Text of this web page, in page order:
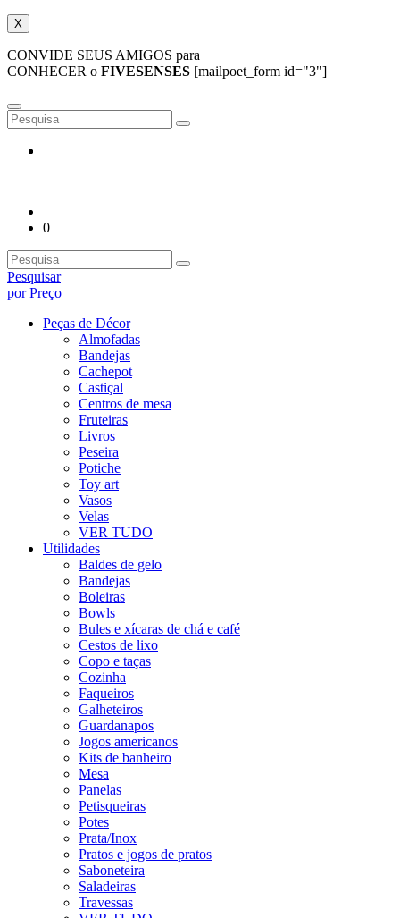
X
CONVIDE SEUS AMIGOS para
CONHECER o FIVESENSES [mailpoet_form id="3"]
0
Pesquisar
por Preço
Peças de Décor
Almofadas
Bandejas
Cachepot
Castiçal
Centros de mesa
Fruteiras
Livros
Peseira
Potiche
Toy art
Vasos
Velas
VER TUDO
Utilidades
Baldes de gelo
Bandejas
Boleiras
Bowls
Bules e xícaras de chá e café
Cestos de lixo
Copo e taças
Cozinha
Faqueiros
Galheteiros
Guardanapos
Jogos americanos
Kits de banheiro
Mesa
Panelas
Petisqueiras
Potes
Prata/Inox
Pratos e jogos de pratos
Saboneteira
Saladeiras
Travessas